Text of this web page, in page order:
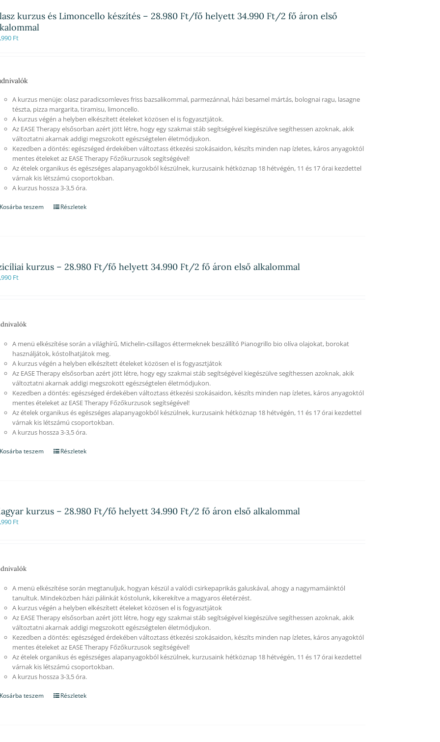
kurzus és Limoncello készítés – 28.980 Ft/fő helyett 34.990 Ft/2 fő áron első
Ft
A kurzus menüje: olasz paradicsomleves friss bazsalikommal, parmezánnal, házi besamel mártás, bolognai ragu, lasagne
tészta, pizza margarita, tiramisu, limoncello.
A kurzus végén a helyben elkészített ételeket közösen el is fogyasztjátok.
Az EASE Therapy elsősorban azért jött létre, hogy egy szakmai stáb segítségével kiegészülve segíthessen azoknak, akik
változtatni akarnak addigi megszokott egészségtelen életmódjukon.
Kezedben a döntés: egészséged érdekében változtass étkezési szokásaidon, készíts minden nap ízletes, káros anyagoktól
mentes ételeket az EASE Therapy Főzőkurzusok segítségével!
Az ételek organikus és egészséges alapanyagokból készülnek, kurzusaink hétköznap 18 hétvégén, 11 és 17 órai kezdettel
várnak kis létszámú csoportokban.
A kurzus hossza 3-3,5 óra.
teszem Részletek
kurzus – 28.980 Ft/fő helyett 34.990 Ft/2 fő áron első alkalommal
Ft
A menü elkészítése során a világhírű, Michelin-csillagos éttermeknek beszállító Pianogrillo bio olíva olajokat, borokat
használjátok, kóstolhatjátok meg.
A kurzus végén a helyben elkészített ételeket közösen el is fogyasztjátok
Az EASE Therapy elsősorban azért jött létre, hogy egy szakmai stáb segítségével kiegészülve segíthessen azoknak, akik
változtatni akarnak addigi megszokott egészségtelen életmódjukon.
Kezedben a döntés: egészséged érdekében változtass étkezési szokásaidon, készíts minden nap ízletes, káros anyagoktól
mentes ételeket az EASE Therapy Főzőkurzusok segítségével!
Az ételek organikus és egészséges alapanyagokból készülnek, kurzusaink hétköznap 18 hétvégén, 11 és 17 órai kezdettel
várnak kis létszámú csoportokban.
A kurzus hossza 3-3,5 óra.
teszem Részletek
kurzus – 28.980 Ft/fő helyett 34.990 Ft/2 fő áron első alkalommal
Ft
A menü elkészítése során megtanuljuk, hogyan készül a valódi csirkepaprikás galuskával, ahogy a nagymamáinktól
tanultuk. Mindeközben házi pálinkát kóstolunk, kikerekítve a magyaros életérzést.
A kurzus végén a helyben elkészített ételeket közösen el is fogyasztjátok
Az EASE Therapy elsősorban azért jött létre, hogy egy szakmai stáb segítségével kiegészülve segíthessen azoknak, akik
változtatni akarnak addigi megszokott egészségtelen életmódjukon.
Kezedben a döntés: egészséged érdekében változtass étkezési szokásaidon, készíts minden nap ízletes, káros anyagoktól
mentes ételeket az EASE Therapy Főzőkurzusok segítségével!
Az ételek organikus és egészséges alapanyagokból készülnek, kurzusaink hétköznap 18 hétvégén, 11 és 17 órai kezdettel
várnak kis létszámú csoportokban.
A kurzus hossza 3-3,5 óra.
teszem Részletek